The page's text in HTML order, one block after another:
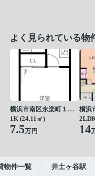
よく見られている物
横浜市南区永楽町１丁目
1K (24.11㎡)
7.5万円
横浜
14
物件一覧 井土ヶ谷駅